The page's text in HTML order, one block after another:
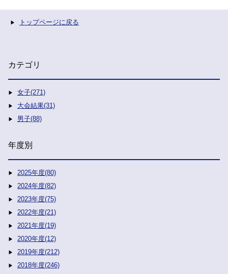
トップページに戻る
カテゴリ
女子(271)
大会結果(31)
男子(88)
年度別
2025年度(80)
2024年度(82)
2023年度(75)
2022年度(21)
2021年度(19)
2020年度(12)
2019年度(212)
2018年度(246)